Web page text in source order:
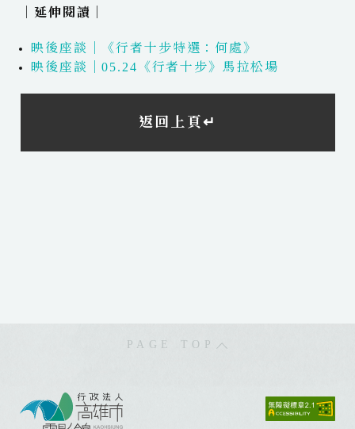
｜延伸閱讀｜
映後座談｜《行者十步特選：何處》
映後座談｜05.24《行者十步》馬拉松場
返回上頁↵
PAGE TOP